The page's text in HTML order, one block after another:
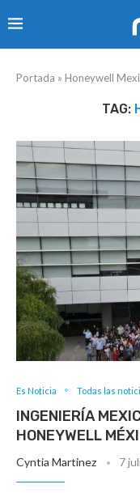
Portada » Honeywell
TAG:
Es Noticia Todas las
INGENIERÍA
HONEYWELL
Cyntia Martinez 7